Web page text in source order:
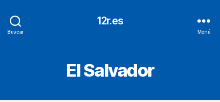
Buscar
12r.es
Menú
El Salvador